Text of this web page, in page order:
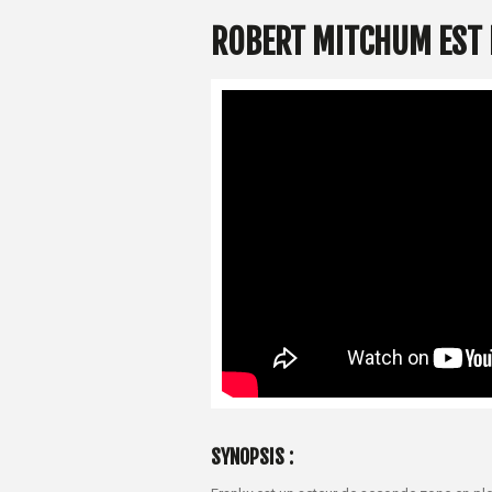
ROBERT MITCHUM
SYNOPSIS :